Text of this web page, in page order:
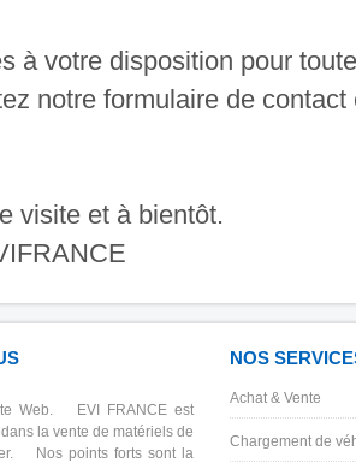
à votre disposition pour
notre formulaire de
visite et à bientôt.
Web. EVI FRANCE est
la vente de matériels de
Nos points forts sont la
NOS
Achat & Vente
Chargement de